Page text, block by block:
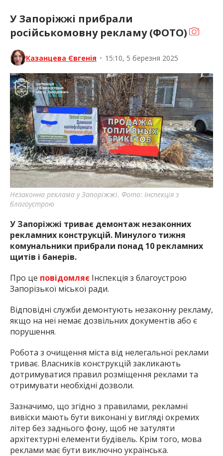
У Запоріжжі прибрали
російськомовну рекламу (ФОТО)
Казанцева Євгенія • 15:10, 5 березня 2025
Незаконна реклама у Запоріжжі. Фото: Інспекція з
благоустрою
У Запоріжжі триває демонтаж незаконних
рекламних конструкцій. Минулого тижня
комунальники прибрали понад 10 рекламних
щитів і банерів.
Про це повідомляє Інспекція з благоустрою
Запорізької міської ради.
Відповідні служби демонтують незаконну рекламу,
якщо на неї немає дозвільних документів або є
порушення.
Робота з очищення міста від нелегальної реклами
триває. Власників конструкцій закликають
дотримуватися правил розміщення реклами та
отримувати необхідні дозволи.
Зазначимо, що згідно з правилами, рекламні
вивіски мають бути виконані у вигляді окремих
літер без заднього фону, щоб не затуляти
архітектурні елементи будівель. Крім того, мова
реклами має бути виключно українська.